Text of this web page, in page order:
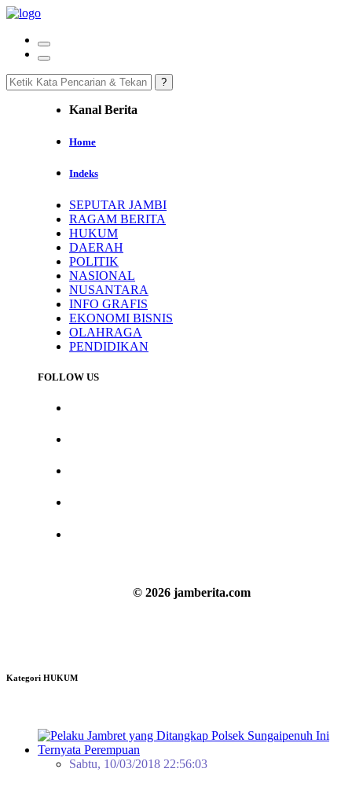
Kanal Berita
Home
Indeks
SEPUTAR JAMBI
RAGAM BERITA
HUKUM
DAERAH
POLITIK
NASIONAL
NUSANTARA
INFO GRAFIS
EKONOMI BISNIS
OLAHRAGA
PENDIDIKAN
FOLLOW US
© 2026 jamberita.com
Kategori HUKUM
Sabtu, 10/03/2018 22:56:03